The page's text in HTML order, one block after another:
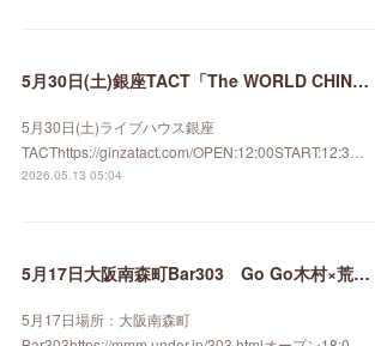
5月30日(土)銀座TACT「The WORLD CHINEMA LIVE」
5月30日(土)ライブハウス銀座
TACThttps://ginzatact.com/OPEN:12:00START:12:3…
2026.05.13 05:04
5月17日大阪南森町Bar303 Go Go木村×荒井善博
5月17日場所：大阪南森町